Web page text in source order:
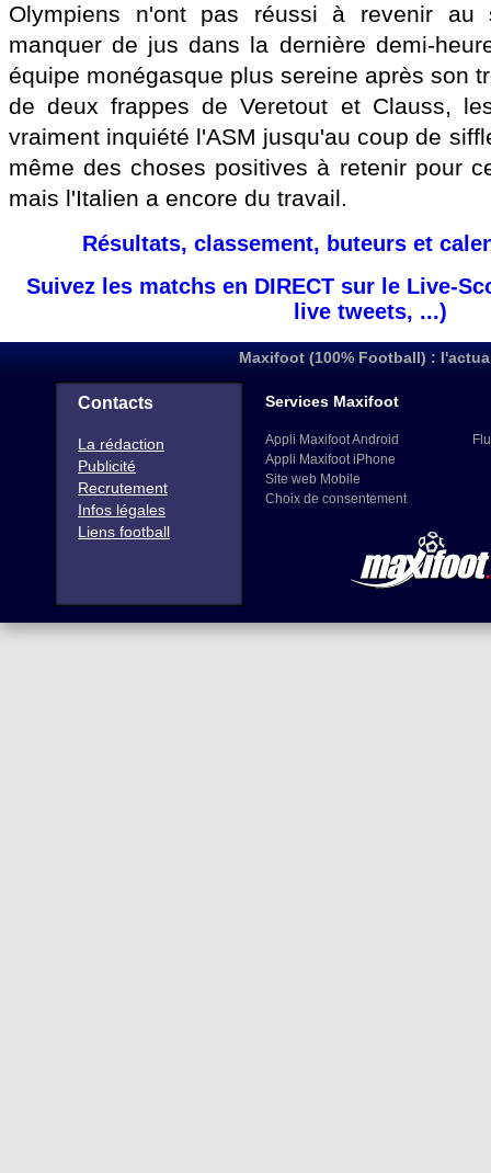
Olympiens n'ont pas réussi à revenir au
manquer de jus dans la dernière demi-
équipe monégasque plus sereine après son
de deux frappes de Veretout et Clauss,
vraiment inquiété l'ASM jusqu'au coup de
même des choses positives à retenir pour
mais l'Italien a encore du travail.
Résultats, classement, buteurs et
Suivez les matchs en DIRECT sur le Live-
live tweets, ...)
Maxifoot (100% Football) :
Contacts
La rédaction
Publicité
Recrutement
Infos légales
Liens football
Services Maxifoot
Appli Maxifoot Android
Appli Maxifoot iPhone
Site web Mobile
Choix de consentement